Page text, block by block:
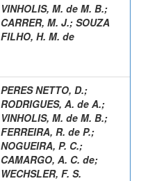
VINHOLIS, M. de M. B.;
CARRER, M. J.; SOUZA
FILHO, H. M. de
PERES NETTO, D.;
RODRIGUES, A. de A.;
VINHOLIS, M. de M. B.;
FERREIRA, R. de P.;
NOGUEIRA, P. C.;
CAMARGO, A. C. de;
WECHSLER, F. S.